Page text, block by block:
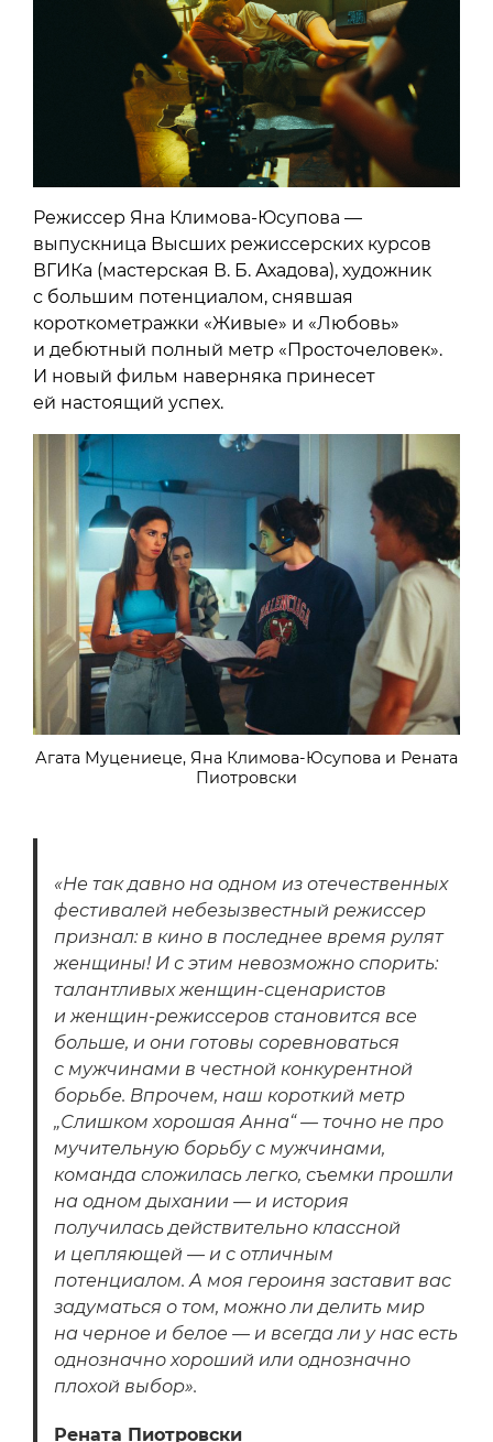
Режиссер Яна Климова-Юсупова —
выпускница Высших режиссерских курсов
ВГИКа (мастерская В. Б. Ахадова), художник
с большим потенциалом, снявшая
короткометражки «Живые» и «Любовь»
и дебютный полный метр «Просточеловек».
И новый фильм наверняка принесет
ей настоящий успех.
Агата Муцениеце, Яна Климова-Юсупова и Рената
Пиотровски
«Не так давно на одном из отечественных
фестивалей небезызвестный режиссер
признал: в кино в последнее время рулят
женщины! И с этим невозможно спорить:
талантливых женщин-сценаристов
и женщин-режиссеров становится все
больше, и они готовы соревноваться
с мужчинами в честной конкурентной
борьбе. Впрочем, наш короткий метр
„Слишком хорошая Анна“ — точно не про
мучительную борьбу с мужчинами,
команда сложилась легко, съемки прошли
на одном дыхании — и история
получилась действительно классной
и цепляющей — и с отличным
потенциалом. А моя героиня заставит вас
задуматься о том, можно ли делить мир
на черное и белое — и всегда ли у нас есть
однозначно хороший или однозначно
плохой выбор».
Рената Пиотровски